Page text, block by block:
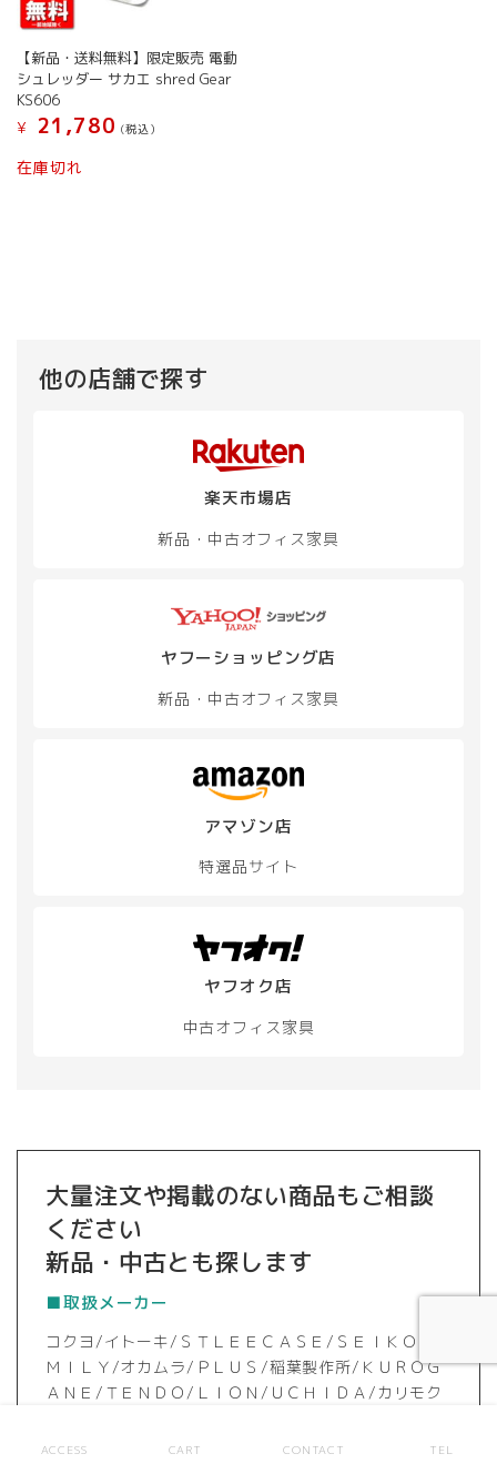
【新品・送料無料】限定販売 電動
シュレッダー サカエ shred Gear
KS606
¥
21,780 (税込）
在庫切れ
他の店舗で探す
楽天市場店
新品・中古オフィス家具
ヤフーショッピング店
新品・中古オフィス家具
アマゾン店
特選品サイト
ヤフオク店
中古オフィス家具
大量注文や掲載のない商品もご相談
ください
新品・中古とも探します
■取扱メーカー
コクヨ/イトーキ/ＳＴＬＥＥＣＡＳＥ/ＳＥＩＫＯＦＡ
ＭＩＬＹ/オカムラ/ＰＬＵＳ/稲葉製作所/ＫＵＲＯＧ
ＡＮＥ/ＴＥＮＤＯ/ＬＩＯＮ/ＵＣＨＩＤＡ/カリモク
ACCESS CART CONTACT TEL